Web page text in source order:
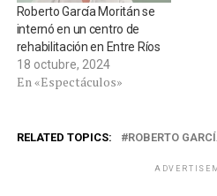
Roberto García Moritán se
internó en un centro de
rehabilitación en Entre Ríos
18 octubre, 2024
En «Espectáculos»
RELATED TOPICS: ROBERTO